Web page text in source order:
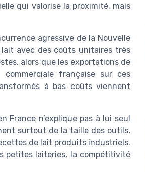
qui valorise la proximité, mais
agressive de la Nouvelle
avec des coûts unitaires très
alors que les exportations de
française sur ces
à bas coûts viennent
France n’explique pas à lui seul
surtout de la taille des outils,
de lait produits industriels.
petites laiteries, la compétitivité